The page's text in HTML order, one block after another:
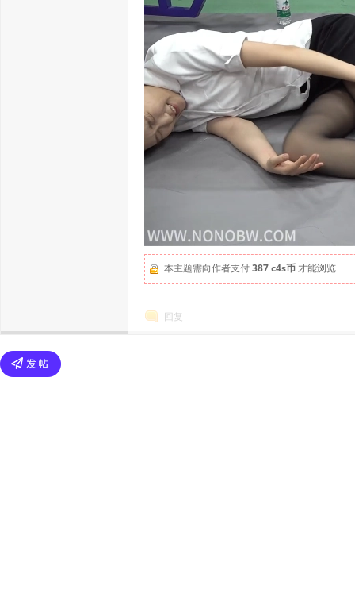
本主题需向作者支付387 c4s币才能浏览
回复